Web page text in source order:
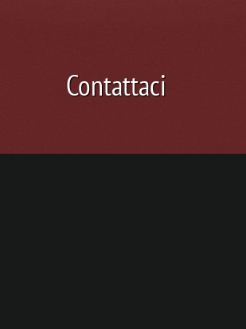
Contattaci